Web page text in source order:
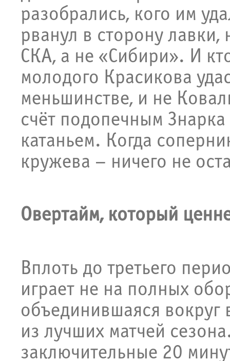
разобрались, кого им
рванул в сторону лавки,
СКА, а не «Сибири». И
молодого Красикова
меньшинстве, и не
счёт подопечным
катаньем. Когда
кружева – ничего не
Овертайм, который
Вплоть до третьего
играет не на полных
объединившаяся вокруг
из лучших матчей
заключительные 20